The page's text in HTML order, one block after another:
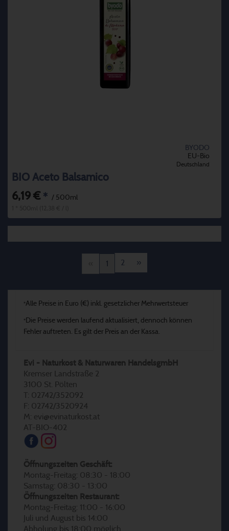
BYODO
EU-Bio
Deutschland
BIO Aceto Balsamico
6,19 € * / 500ml
1 2 »
*Alle Preise in Euro (€) inkl. gesetzlicher Mehrwertsteuer
* Die Preise werden laufend aktualisiert, dennoch können
Fehler auftreten. Es gilt der Preis an der Kassa.
Evi - Naturkost & Naturwaren HandelsgmbH
Kremser Landstraße 2
3100 St. Pölten
T: 02742/352092
F: 02742/3520924
M: evi@evinaturkost.at
AT-BIO-402
Öffnungszeiten Geschäft:
Montag-Freitag: 08:30 - 18:00
Samstag: 08:30 - 13:00
Öffnungszeiten Restaurant:
Montag-Freitag: 11:00 - 16:00
Juli und August bis 14:00
Abholung bis 18:00 möglich